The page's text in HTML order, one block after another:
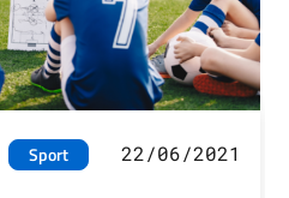
Sport 22/06/2021